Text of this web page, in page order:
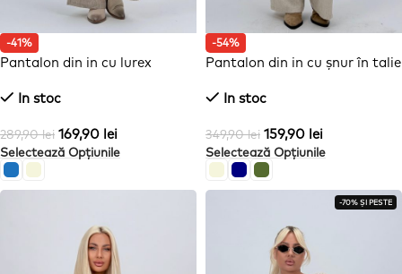
-41%
Pantalon din in cu lurex
In stoc
289,90lei 169,90 lei
Selectează Opțiunile
-54%
Pantalon din in cu șnur în talie
In stoc
349,90lei 159,90 lei
Selectează Opțiunile
-70% ȘI PESTE